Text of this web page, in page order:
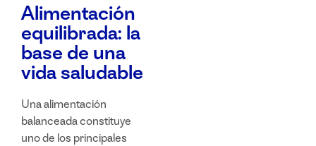
Alimentación
equilibrada: la
base de una
vida saludable
Una alimentación
balanceada constituye
uno de los principales